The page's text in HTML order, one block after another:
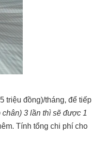
triệu đồng)/tháng, để tiếp
3 lần thì sẽ được 1
Tính tổng chi phí cho